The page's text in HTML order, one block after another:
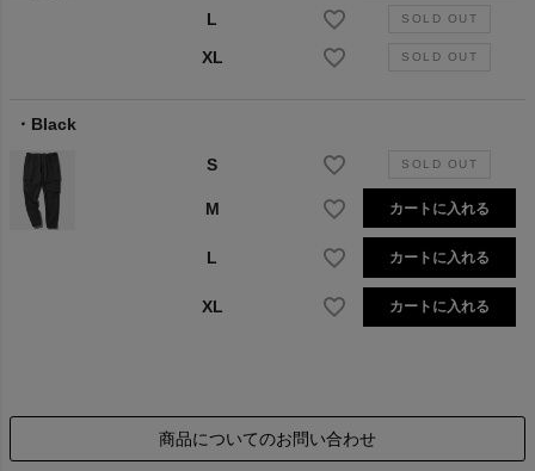
L
XL
Black
S
M カートに入れる
L カートに入れる
XL カートに入れる
商品についてのお問い合わせ